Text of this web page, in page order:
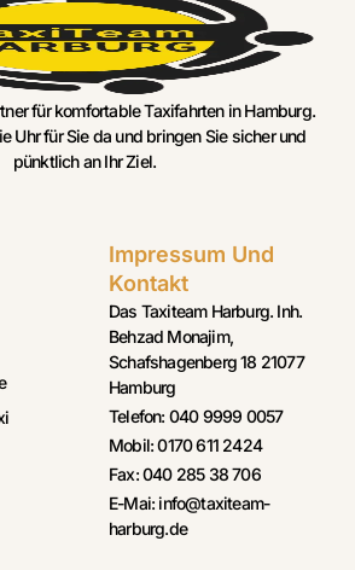
für komfortable Taxifahrten in Hamburg.
Uhr für Sie da und bringen Sie sicher und
pünktlich an Ihr Ziel.
Impressum Und
Kontakt
Das Taxiteam Harburg. Inh.
Behzad Monajim,
Schafshagenberg 18 21077
Hamburg
Telefon: 040 9999 0057
Mobil: 0170 611 2424
Fax: 040 285 38 706
E-Mai: info@taxiteam-
harburg.de